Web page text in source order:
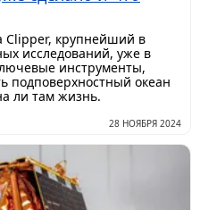
Clipper, крупнейший в
исследований, уже в
инструменты,
подповерхностный океан
ли там жизнь.
28 НОЯБРЯ 2024